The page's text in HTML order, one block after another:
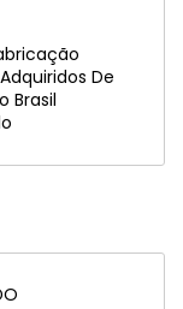
De
Brasil